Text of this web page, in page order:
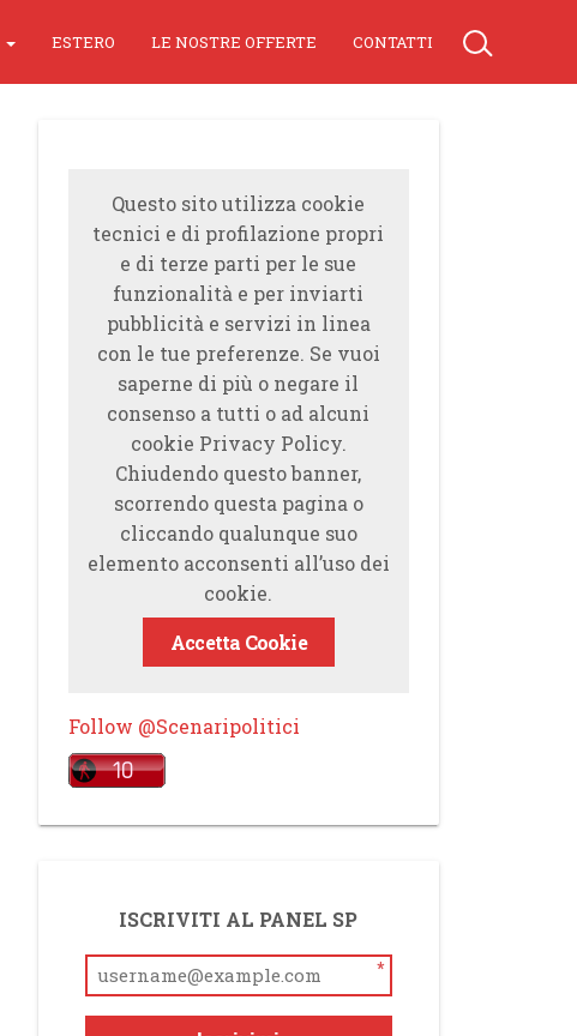
ESTERO LE NOSTRE OFFERTE CONTATTI
Questo sito utilizza cookie
tecnici e di profilazione propri
e di terze parti per le sue
funzionalità e per inviarti
pubblicità e servizi in linea
con le tue preferenze. Se vuoi
saperne di più o negare il
consenso a tutti o ad alcuni
cookie Privacy Policy.
Chiudendo questo banner,
scorrendo questa pagina o
cliccando qualunque suo
elemento acconsenti all’uso dei
cookie.
Accetta Cookie
Follow @Scenaripolitici
ISCRIVITI AL PANEL SP
*